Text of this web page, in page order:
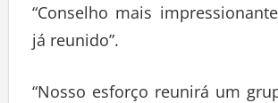
“Conselho mais
já reunido”.
“Nosso esforço reunirá um